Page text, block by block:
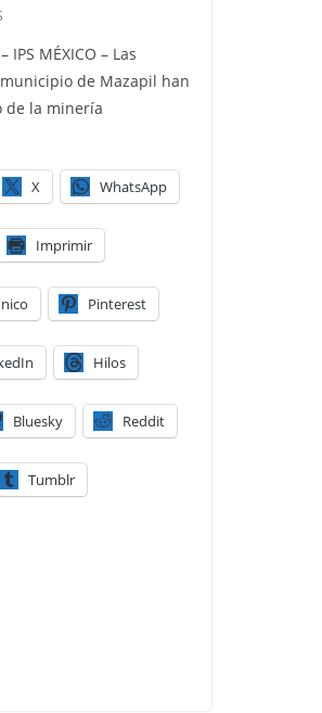
IPS MÉXICO – Las
de Mazapil han
de la minería
X WhatsApp
Imprimir
Pinterest
Hilos
Bluesky Reddit
Tumblr